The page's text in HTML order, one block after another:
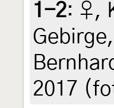
1-2: ♀,
2017